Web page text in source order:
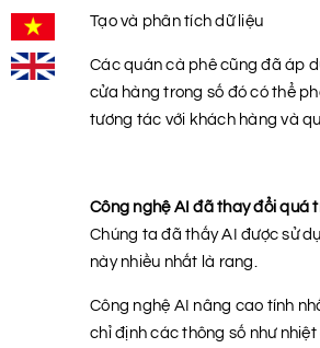
Tạo và phân tích dữ liệu
Các quán cà phê cũng đã áp
cửa hàng trong số đó có thể
tương tác với khách hàng và
Công nghệ AI đã thay đổi quá
Chúng ta đã thấy AI được sử
này nhiều nhất là rang.
Công nghệ AI nâng cao tính
chỉ định các thông số như